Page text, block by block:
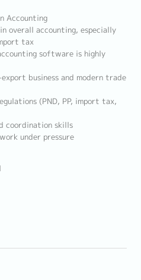
Accounting
overall accounting, especially
tax
software is highly
business and modern trade
(PND, PP, import tax,
coordination skills
under pressure